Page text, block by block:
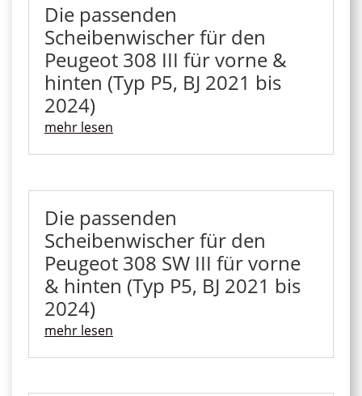
Die passenden
Scheibenwischer für den
Peugeot 308 III für vorne &
hinten (Typ P5, BJ 2021 bis
2024)
mehr lesen
Die passenden
Scheibenwischer für den
Peugeot 308 SW III für vorne
& hinten (Typ P5, BJ 2021 bis
2024)
mehr lesen